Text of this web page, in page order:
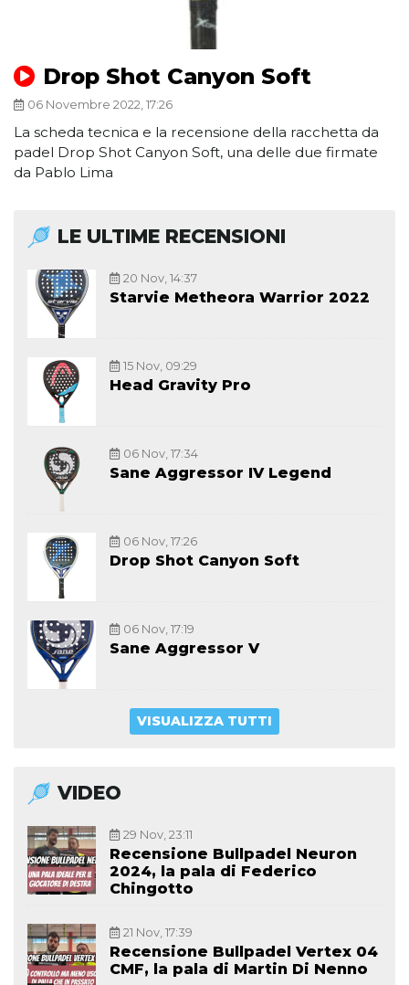
Drop Shot Canyon Soft
06 Novembre 2022, 17:26
La scheda tecnica e la recensione della racchetta da
padel Drop Shot Canyon Soft, una delle due firmate
da Pablo Lima
LE ULTIME RECENSIONI
20 Nov, 14:37
Starvie Metheora Warrior 2022
15 Nov, 09:29
Head Gravity Pro
06 Nov, 17:34
Sane Aggressor IV Legend
06 Nov, 17:26
Drop Shot Canyon Soft
06 Nov, 17:19
Sane Aggressor V
VISUALIZZA TUTTI
VIDEO
29 Nov, 23:11
Recensione Bullpadel Neuron
2024, la pala di Federico
Chingotto
21 Nov, 17:39
Recensione Bullpadel Vertex 04
CMF, la pala di Martin Di Nenno